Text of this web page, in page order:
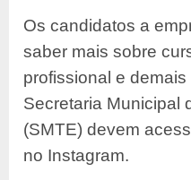
Os candidatos a
saber mais sobre
profissional e
Secretaria Municipal
(SMTE) devem
no Instagram.